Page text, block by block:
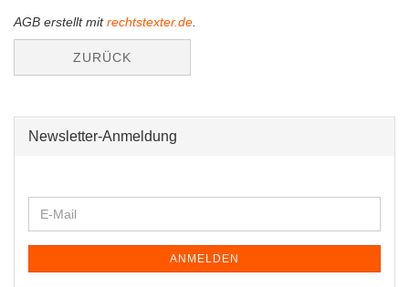
AGB erstellt mitrechtstexter.de
ZURÜCK
Newsletter-Anmeldung
ZUR
E-
Mail
ANMELDEN